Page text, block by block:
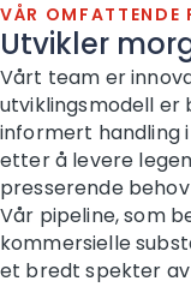
VÅR OMFATTENDE
Utvikler
Vårt team er
utviklingsmodell er
informert handling
etter å levere
presserende
Vår pipeline, som
kommersielle
et bredt spekter av